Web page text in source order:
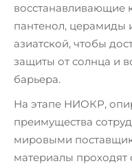
восстанавливающие
пантенол, церамиды
азиатской, чтобы
защиты от солнца и
барьера.
На этапе НИОКР,
преимущества
мировыми
материалы проходят